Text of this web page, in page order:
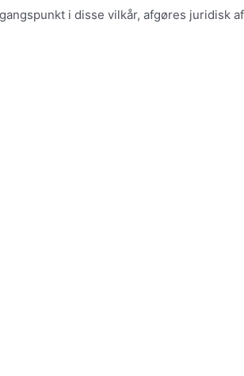
i disse vilkår, afgøres juridisk